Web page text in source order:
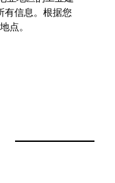
有信息。根据您
点。